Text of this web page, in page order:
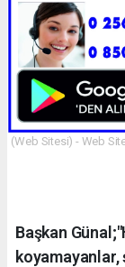
(Web Sitesi) - Web
Başkan
koyamayanlar,